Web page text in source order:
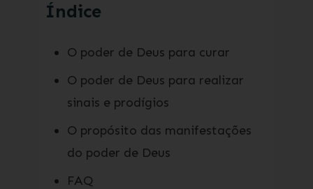
Índice
O poder de Deus para curar
O poder de Deus para realizar
sinais e prodígios
O propósito das manifestações
do poder de Deus
FAQ